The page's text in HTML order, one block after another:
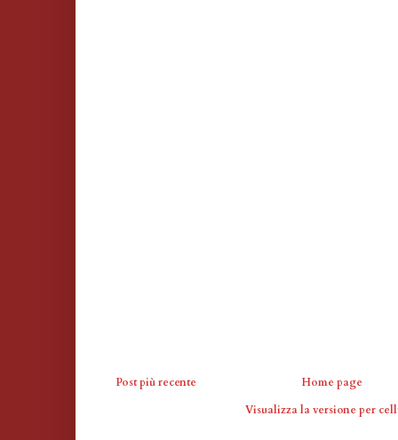
Post più recente
Home page
Visualizza la versione per